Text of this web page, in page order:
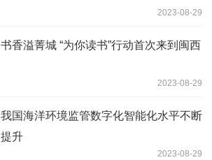
2023-08-29
书香溢菁城 “为你读书”行动首次来到闽西
2023-08-29
我国海洋环境监管数字化智能化水平不断
提升
2023-08-29